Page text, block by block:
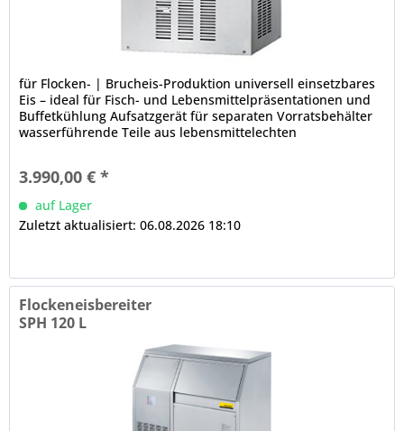
für Flocken- | Brucheis-Produktion universell einsetzbares
Eis – ideal für Fisch- und Lebensmittelpräsentationen und
Buffetkühlung Aufsatzgerät für separaten Vorratsbehälter
wasserführende Teile aus lebensmittelechten
3.990,00 € *
auf Lager
Zuletzt aktualisiert: 06.08.2026 18:10
Flockeneisbereiter
SPH 120 L